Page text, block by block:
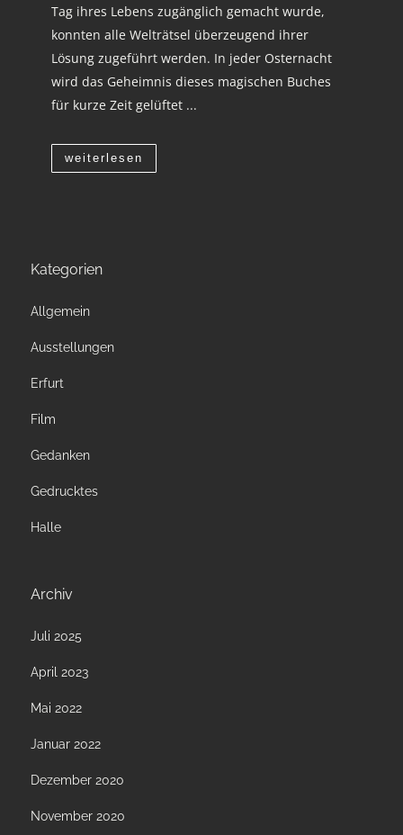
Tag ihres Lebens zugänglich gemacht wurde,
konnten alle Welträtsel überzeugend ihrer
Lösung zugeführt werden. In jeder Osternacht
wird das Geheimnis dieses magischen Buches
für kurze Zeit gelüftet ...
weiterlesen
Kategorien
Allgemein
Ausstellungen
Erfurt
Film
Gedanken
Gedrucktes
Halle
Archiv
Juli 2025
April 2023
Mai 2022
Januar 2022
Dezember 2020
November 2020